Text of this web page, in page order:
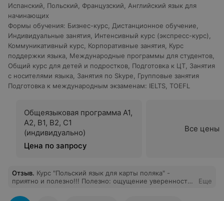
Испанский
Польский Французский
Английский язык для
начинающих
Формы обучения: Бизнес-курс Дистанционное обучение
Индивидуальные занятия Интенсивный курс (экспресс-курс)
Коммуникативный курс Корпоративные занятия Курс
поддержки языка Международные программы для студентов
Общий курс для детей и подростков Подготовка к ЦТ Занятия
с носителями языка Занятия по Skype
Групповые занятия
Подготовка к международным экзаменам: IELTS TOEFL
Общеязыковая программа A1,
A2, B1, B2, C1
(индивидуально)
Цена по запросу
Все цены
Отзыв. Курс "Польский язык для карты поляка" -
приятно и полезно!!! Полезно: ощущение уверенности
(разговорный язык + вся необходимая информация).
Еще